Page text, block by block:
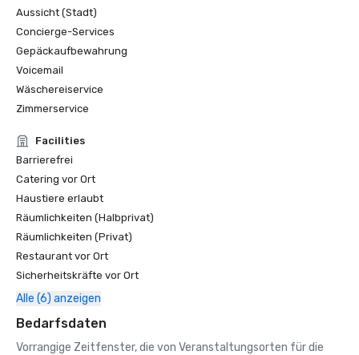
Aussicht (Stadt)
Concierge-Services
Gepäckaufbewahrung
Voicemail
Wäschereiservice
Zimmerservice
Facilities
Barrierefrei
Catering vor Ort
Haustiere erlaubt
Räumlichkeiten (Halbprivat)
Räumlichkeiten (Privat)
Restaurant vor Ort
Sicherheitskräfte vor Ort
Alle (6) anzeigen
Bedarfsdaten
Vorrangige Zeitfenster, die von Veranstaltungsorten für die